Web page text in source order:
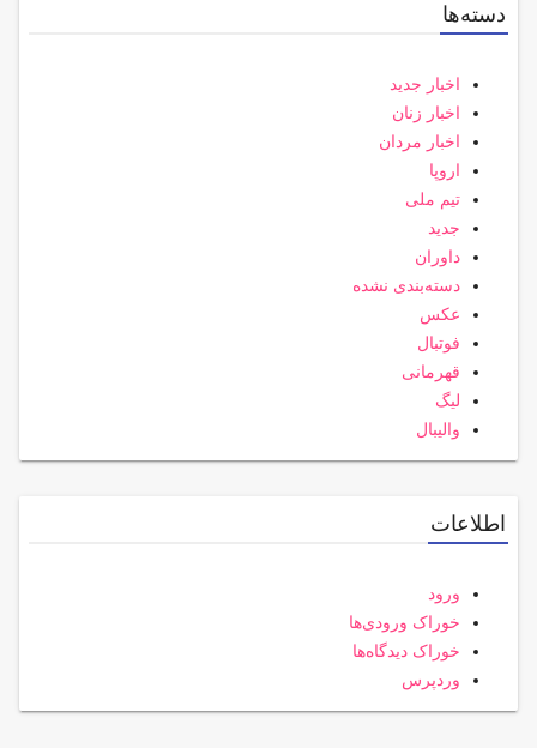
دسته‌ها
اخبار جدید
اخبار زنان
اخبار مردان
اروپا
تیم ملی
جدید
داوران
دسته‌بندی نشده
عکس
فوتبال
قهرمانی
لیگ
والیبال
اطلاعات
ورود
خوراک ورودی‌ها
خوراک دیدگاه‌ها
وردپرس